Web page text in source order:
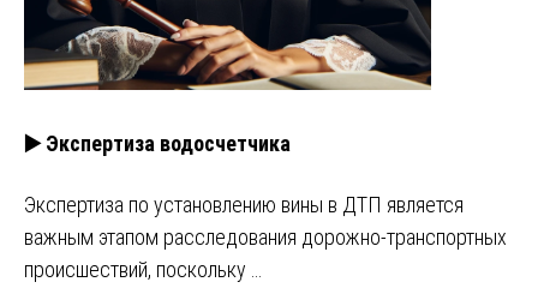
▶️ Экспертиза водосчетчика
Экспертиза по установлению вины в ДТП является
важным этапом расследования дорожно-транспортных
происшествий, поскольку …